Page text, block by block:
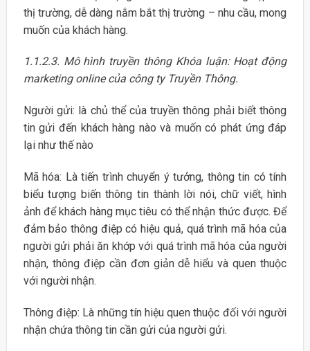
thị trường, dễ dàng nắm bắt thị trường – nhu cầu, mong
muốn của khách hàng.
1.1.2.3. Mô hình truyền thông Khóa luận: Hoạt động
marketing online của công ty Truyền Thông.
Người gửi: là chủ thể của truyền thông phải biết thông
tin gửi đến khách hàng nào và muốn có phát ứng đáp
lại như thế nào
Mã hóa: Là tiến trình chuyển ý tưởng, thông tin có tính
biểu tượng biến thông tin thành lời nói, chữ viết, hình
ảnh để khách hàng mục tiêu có thể nhận thức được. Để
đảm bảo thông điệp có hiệu quả, quá trình mã hóa của
người gửi phải ăn khớp với quá trình mã hóa của người
nhận, thông điệp cần đơn giản dễ hiểu và quen thuộc
với người nhận.
Thông điệp: Là những tín hiệu quen thuộc đối với người
nhận chứa thông tin cần gửi của người gửi.